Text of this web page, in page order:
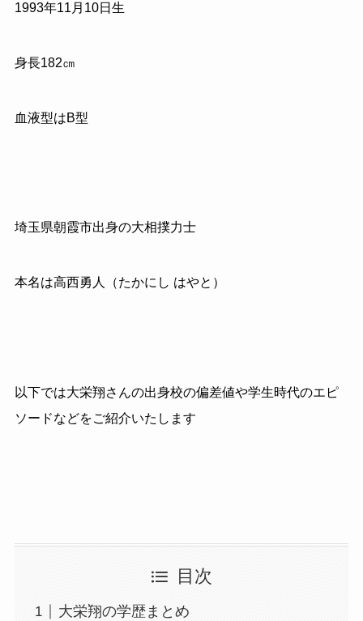
1993年11月10日生
身長182㎝
血液型はB型
埼玉県朝霞市出身の大相撲力士
本名は高西勇人（たかにし はやと）
以下では大栄翔さんの出身校の偏差値や学生時代のエピ
ソードなどをご紹介いたします
目次
大栄翔の学歴まとめ